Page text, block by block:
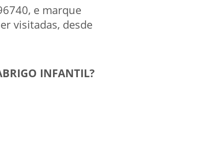
e marque
visitadas, desde
INFANTIL?